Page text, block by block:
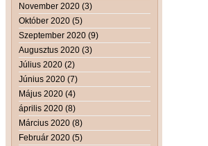
November 2020 (3)
Október 2020 (5)
Szeptember 2020 (9)
Augusztus 2020 (3)
Július 2020 (2)
Június 2020 (7)
Május 2020 (4)
április 2020 (8)
Március 2020 (8)
Február 2020 (5)